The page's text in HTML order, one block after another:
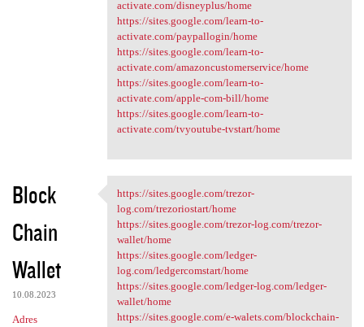
activate.com/disneyplus/home
https://sites.google.com/learn-to-
activate.com/paypallogin/home
https://sites.google.com/learn-to-
activate.com/amazoncustomerservice/home
https://sites.google.com/learn-to-
activate.com/apple-com-bill/home
https://sites.google.com/learn-to-
activate.com/tvyoutube-tvstart/home
Block
Chain
Wallet
10.08.2023
Adres
https://sites.google.com
https://sites.google.com/trezor-
log.com/trezoriostart/home
https://sites.google.com/trezor-log.com/trezor-
wallet/home
https://sites.google.com/ledger-
log.com/ledgercomstart/home
https://sites.google.com/ledger-log.com/ledger-
wallet/home
https://sites.google.com/e-walets.com/blockchain-